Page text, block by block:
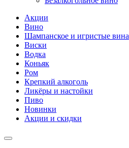
Акции
Вино
Шампанское и игристые вина
Виски
Водка
Коньяк
Ром
Крепкий алкоголь
Ликёры и настойки
Пиво
Новинки
Акции и скидки